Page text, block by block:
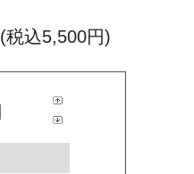
税込5,500円)